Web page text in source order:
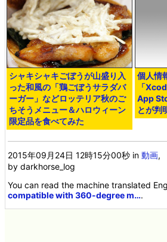
シャキシャキごぼうが山盛り入
った和風の「鶏ごぼうサラダバ
ーガー」などロッテリア秋のご
ちそうメニュー＆ハロウィーン
限定品を食べてみた
個人情
「
App
とが判
2015年09月24日 12時15分00秒 in動画,
by darkhorse_log
You can read the machine translated
compatible with 360-degree m….